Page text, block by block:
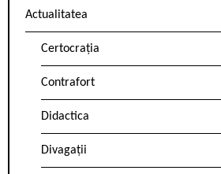
Actualitatea
Certocrația
Contrafort
Didactica
Divagații